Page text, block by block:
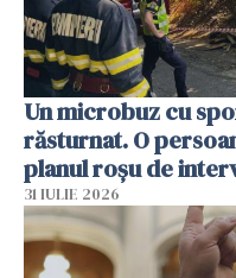
Un microbuz cu
răsturnat. O
planul roșu de
31 IULIE 2026